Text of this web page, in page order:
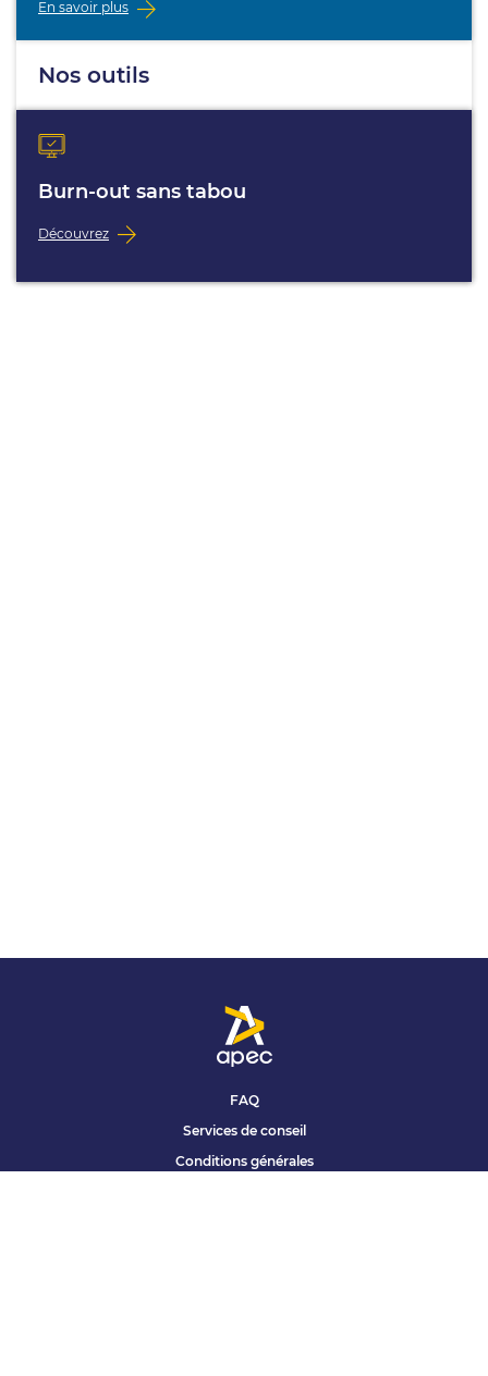
En savoir plus
Nos outils
Burn-out sans tabou
Découvrez
FAQ
Services de conseil
Conditions générales